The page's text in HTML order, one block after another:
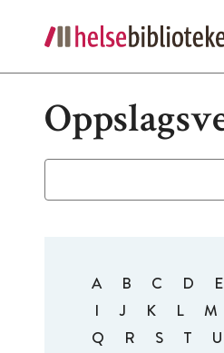
A B C D E
I
J K L M
Q
R S T U